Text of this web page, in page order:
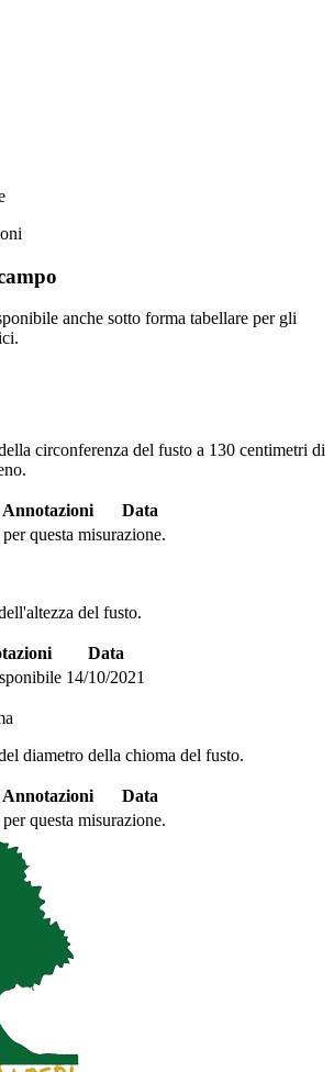
anche sotto forma tabellare per gli
circonferenza del fusto a 130 centimetri di
Annotazioni
Data
questa misurazione.
del fusto.
Data
14/10/2021
diametro della chioma del fusto.
Annotazioni
Data
questa misurazione.